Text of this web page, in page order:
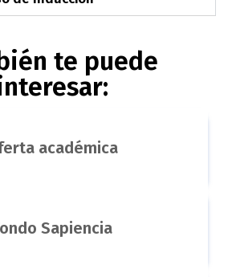
te puede
académica
Sapiencia